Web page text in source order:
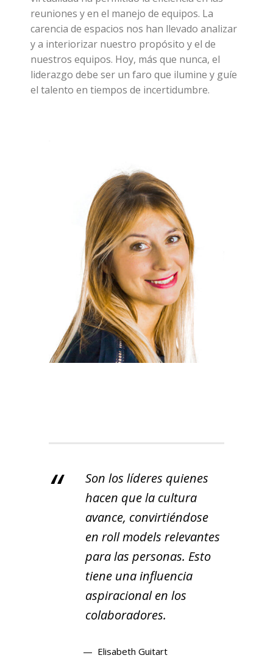
reuniones y en el manejo de equipos. La
carencia de espacios nos han llevado analizar
y a interiorizar nuestro propósito y el de
nuestros equipos. Hoy, más que nunca, el
liderazgo debe ser un faro que ilumine y guíe
el talento en tiempos de incertidumbre.
Son los líderes quienes
hacen que la cultura
avance, convirtiéndose
en roll models relevantes
para las personas. Esto
tiene una influencia
aspiracional en los
colaboradores.
Elisabeth Guitart